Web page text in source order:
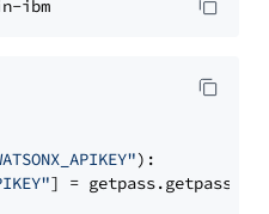
):
] = getpass.getpass(